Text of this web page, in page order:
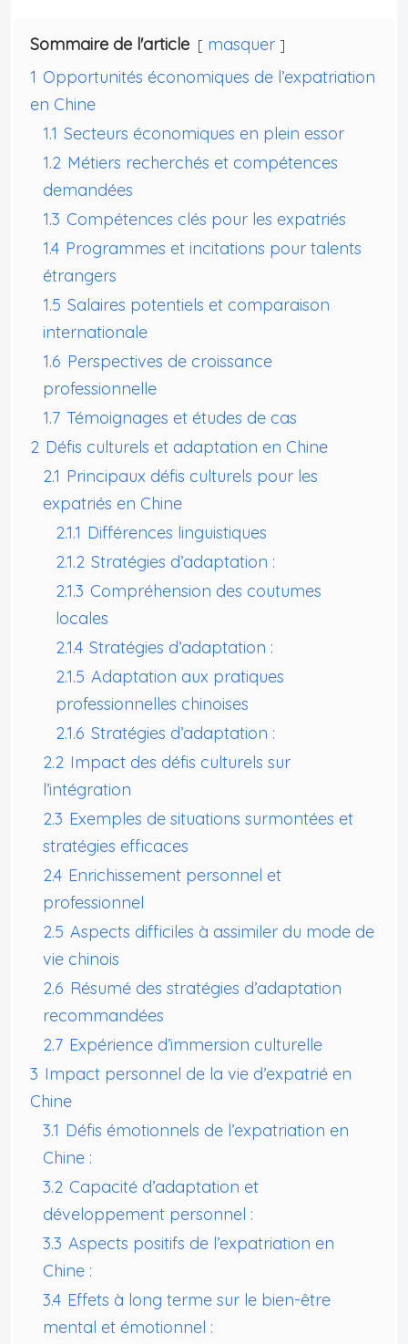
Sommaire de l'article
masquer
1 Opportunités économiques de l’expatriation
en Chine
1.1 Secteurs économiques en plein essor
1.2 Métiers recherchés et compétences
demandées
1.3 Compétences clés pour les expatriés
1.4 Programmes et incitations pour talents
étrangers
1.5 Salaires potentiels et comparaison
internationale
1.6 Perspectives de croissance
professionnelle
1.7 Témoignages et études de cas
2 Défis culturels et adaptation en Chine
2.1 Principaux défis culturels pour les
expatriés en Chine
2.1.1 Différences linguistiques
2.1.2 Stratégies d’adaptation :
2.1.3 Compréhension des coutumes
locales
2.1.4 Stratégies d’adaptation :
2.1.5 Adaptation aux pratiques
professionnelles chinoises
2.1.6 Stratégies d’adaptation :
2.2 Impact des défis culturels sur
l’intégration
2.3 Exemples de situations surmontées et
stratégies efficaces
2.4 Enrichissement personnel et
professionnel
2.5 Aspects difficiles à assimiler du mode de
vie chinois
2.6 Résumé des stratégies d’adaptation
recommandées
2.7 Expérience d’immersion culturelle
3 Impact personnel de la vie d’expatrié en
Chine
3.1 Défis émotionnels de l’expatriation en
Chine :
3.2 Capacité d’adaptation et
développement personnel :
3.3 Aspects positifs de l’expatriation en
Chine :
3.4 Effets à long terme sur le bien-être
mental et émotionnel :